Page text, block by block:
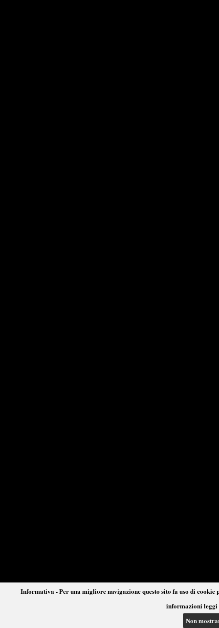
Informativa - Per una migliore navigazione questo sito fa uso di
informazioni leggi
Non